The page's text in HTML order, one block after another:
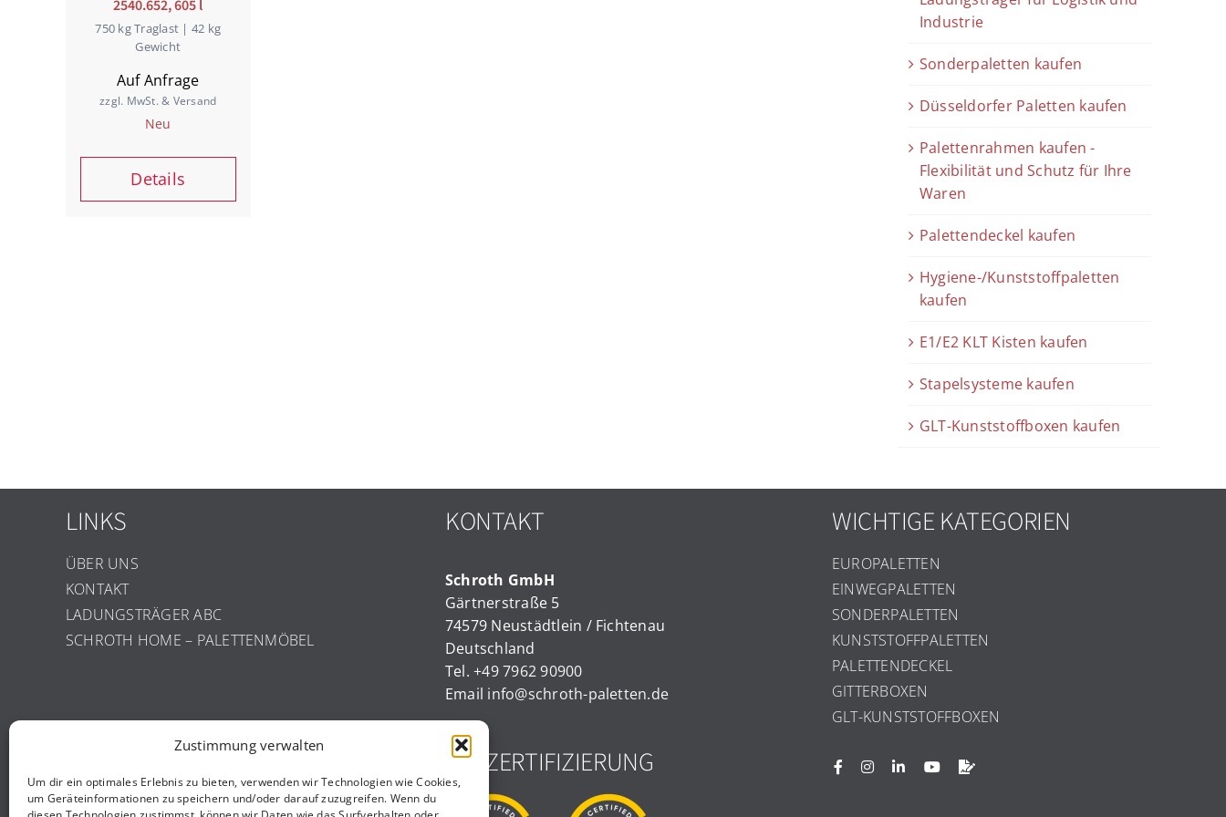
Zustimmung verwalten
Um dir ein optimales Erlebnis zu bieten, verwenden wir Technologien wie Cookies,
um Geräteinformationen zu speichern und/oder darauf zuzugreifen. Wenn du
2540.652, 605 l
750 kg Traglast | 42 kg
Gewicht
Auf Anfrage
zzgl. MwSt. & Versand
Neu
Details
Industrie
Sonderpaletten kaufen
Düsseldorfer Paletten kaufen
Palettenrahmen kaufen -
Flexibilität und Schutz für Ihre
Waren
Palettendeckel kaufen
Hygiene-/Kunststoffpaletten
kaufen
E1/E2 KLT Kisten kaufen
Stapelsysteme kaufen
GLT-Kunststoffboxen kaufen
LINKS
ÜBER UNS
KONTAKT
LADUNGSTRÄGER ABC
SCHROTH HOME – PALETTENMÖBEL
KONTAKT
Schroth GmbH
Gärtnerstraße 5
74579 Neustädtlein / Fichtenau
Deutschland
Tel.+49 7962 90900
Email info@schroth-paletten.de
WICHTIGE KATEGORIEN
EUROPALETTEN
EINWEGPALETTEN
SONDERPALETTEN
KUNSTSTOFFPALETTEN
PALETTENDECKEL
GITTERBOXEN
GLT-KUNSTSTOFFBOXEN
INFORMATIONEN
IMPRESSUM
ISO ZERTIFIZIERUNG